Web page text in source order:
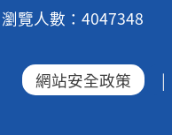
瀏覽人數：4047348
網站安全政策 |